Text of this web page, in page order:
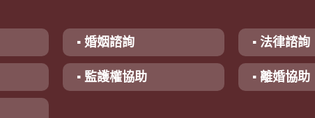
▪ 婚姻諮詢 ▪ 法律諮詢
▪ 監護權協助 ▪ 離婚協助